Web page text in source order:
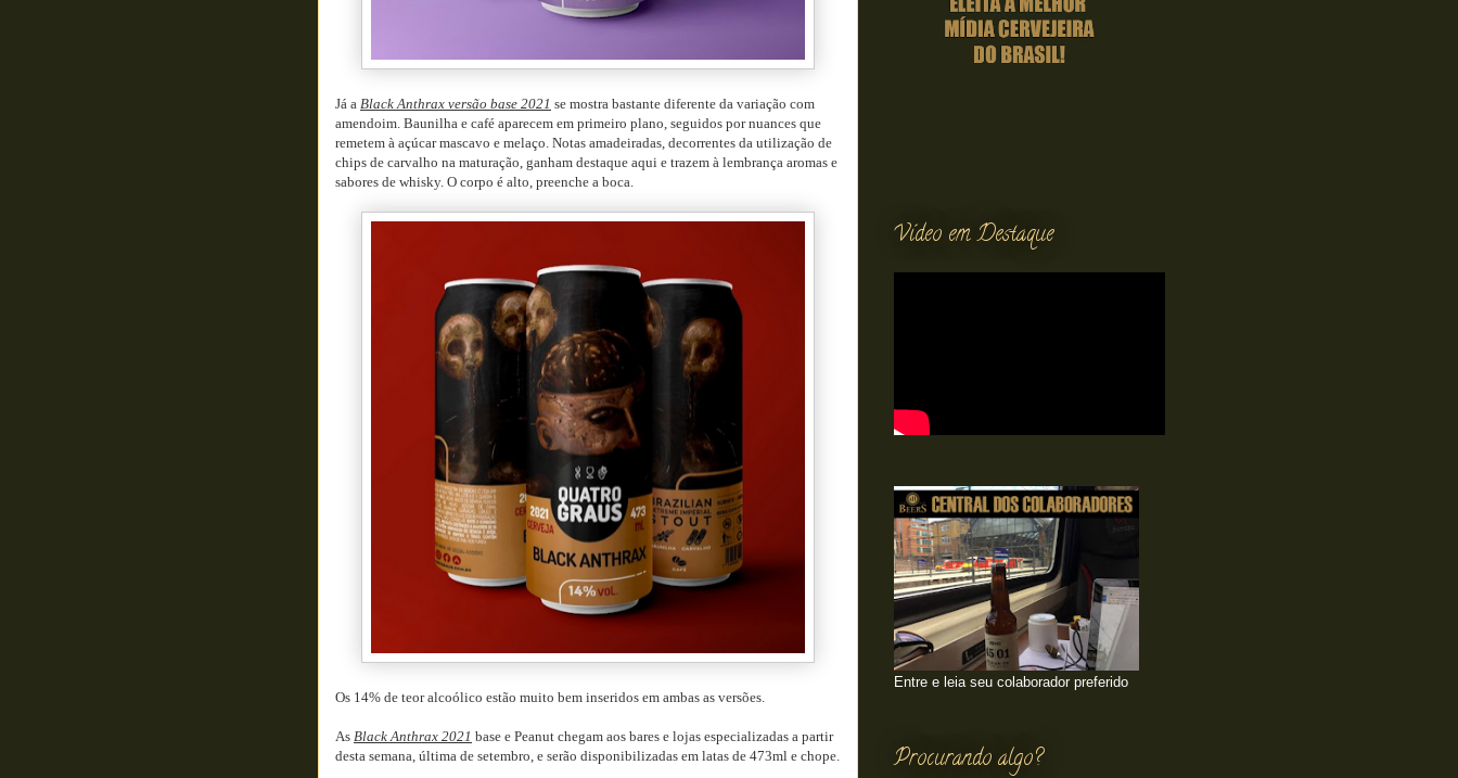
Já a Black Anthrax versão base 2021 se mostra bastante diferente da variação com
amendoim. Baunilha e café aparecem em primeiro plano, seguidos por nuances que
remetem à açúcar mascavo e melaço. Notas amadeiradas, decorrentes da utilização de
chips de carvalho na maturação, ganham destaque aqui e trazem à lembrança aromas e
sabores de whisky. O corpo é alto, preenche a boca.
Os 14% de teor alcoólico estão muito bem inseridos em ambas as versões.
As Black Anthrax 2021 base e Peanut chegam aos bares e lojas especializadas a partir
desta semana, última de setembro, e serão disponibilizadas em latas de 473ml e chope.
Vídeo em Destaque
Entre e leia seu colaborador preferido
Procurando algo?